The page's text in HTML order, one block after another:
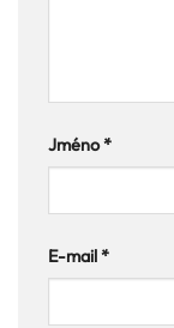
Jméno*
E-mail*